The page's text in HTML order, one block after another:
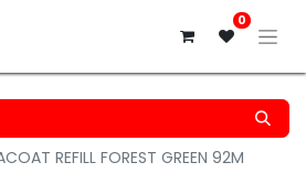
0
REFILL FOREST GREEN 92M